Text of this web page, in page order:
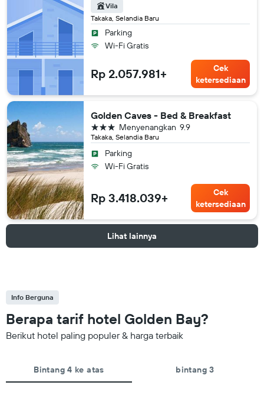
Takaka, Selandia Baru
Vila
Parking
Wi-Fi Gratis
Rp 2.057.981+
Cek
ketersediaan
Golden Caves - Bed & Breakfast
Takaka, Selandia Baru
9.9
Menyenangkan
bintang 3
Parking
Wi-Fi Gratis
Rp 3.418.039+
Cek
ketersediaan
Lihat lainnya
Info Berguna
Berapa tarif hotel Golden Bay?
Berikut hotel paling populer & harga terbaik
Bintang 4 ke atas bintang 3